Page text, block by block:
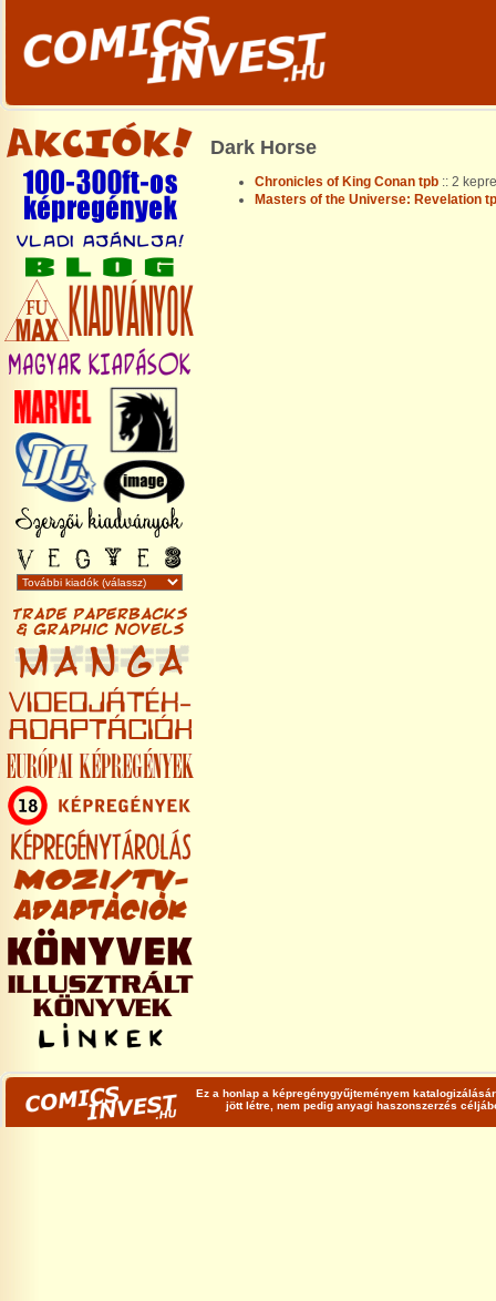
Dark Horse
Chronicles of King Conan tpb :: 2
Masters of the Universe: Revelation
Ez a honlap a képregénygyűjteményem
jött létre, nem pedig anyagi haszonszerzés